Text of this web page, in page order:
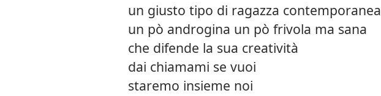
un giusto tipo di ragazza contemporanea
un pò androgina un pò frivola ma sana
che difende la sua creatività
dai chiamami se vuoi
staremo insieme noi